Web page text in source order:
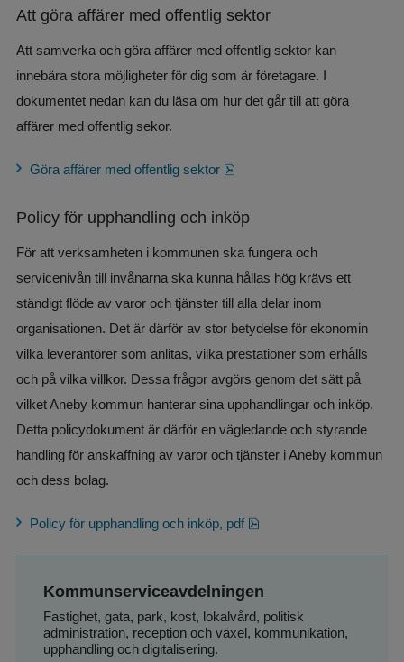
Att göra affärer med offentlig sektor
Att samverka och göra affärer med offentlig sektor kan
innebära stora möjligheter för dig som är företagare. I
dokumentet nedan kan du läsa om hur det går till att göra
affärer med offentlig sekor.
Göra affärer med offentlig sektor pdf, 647.2 kB, öppnas i nytt
Policy för upphandling och inköp
För att verksamheten i kommunen ska fungera och
servicenivån till invånarna ska kunna hållas hög krävs ett
ständigt flöde av varor och tjänster till alla delar inom
organisationen. Det är därför av stor betydelse för ekonomin
vilka leverantörer som anlitas, vilka prestationer som erhålls
och på vilka villkor. Dessa frågor avgörs genom det sätt på
vilket Aneby kommun hanterar sina upphandlingar och inköp.
Detta policydokument är därför en vägledande och styrande
handling för anskaffning av varor och tjänster i Aneby kommun
och dess bolag.
Policy för upphandling och inköp, pdf pdf, 160 kB.
Kommunserviceavdelningen
Fastighet, gata, park, kost, lokalvård, politisk
administration, reception och växel, kommunikation,
upphandling och digitalisering.